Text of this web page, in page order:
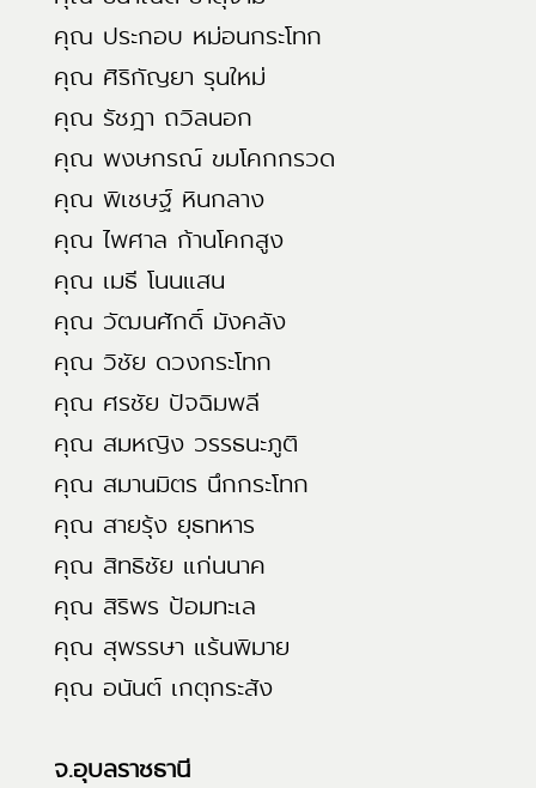
คุณ ประกอบ หม่อนกระโทก
คุณ ศิริกัญยา รุนใหม่
คุณ รัชฎา ถวิลนอก
คุณ พงษกรณ์ ขมโคกกรวด
คุณ พิเชษฐ์ หินกลาง
คุณ ไพศาล ก้านโคกสูง
คุณ เมธี โนนแสน
คุณ วัฒนศักดิ์ มังคลัง
คุณ วิชัย ดวงกระโทก
คุณ ศรชัย ปัจฉิมพลี
คุณ สมหญิง วรรธนะภูติ
คุณ สมานมิตร นึกกระโทก
คุณ สายรุ้ง ยุธทหาร
คุณ สิทธิชัย แก่นนาค
คุณ สิริพร ป้อมทะเล
คุณ สุพรรษา แร้นพิมาย
คุณ อนันต์ เกตุกระสัง
จ.อุบลราชธานี